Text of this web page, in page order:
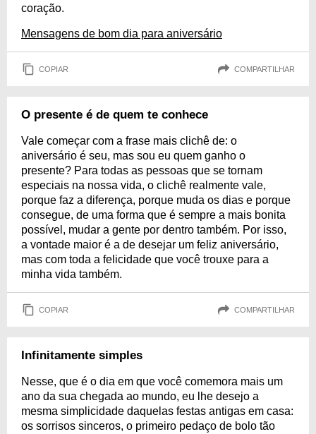
coração.
Mensagens de bom dia para aniversário
COPIAR COMPARTILHAR
O presente é de quem te conhece
Vale começar com a frase mais clichê de: o
aniversário é seu, mas sou eu quem ganho o
presente? Para todas as pessoas que se tornam
especiais na nossa vida, o clichê realmente vale,
porque faz a diferença, porque muda os dias e porque
consegue, de uma forma que é sempre a mais bonita
possível, mudar a gente por dentro também. Por isso,
a vontade maior é a de desejar um feliz aniversário,
mas com toda a felicidade que você trouxe para a
minha vida também.
COPIAR COMPARTILHAR
Infinitamente simples
Nesse, que é o dia em que você comemora mais um
ano da sua chegada ao mundo, eu lhe desejo a
mesma simplicidade daquelas festas antigas em casa:
os sorrisos sinceros, o primeiro pedaço de bolo tão